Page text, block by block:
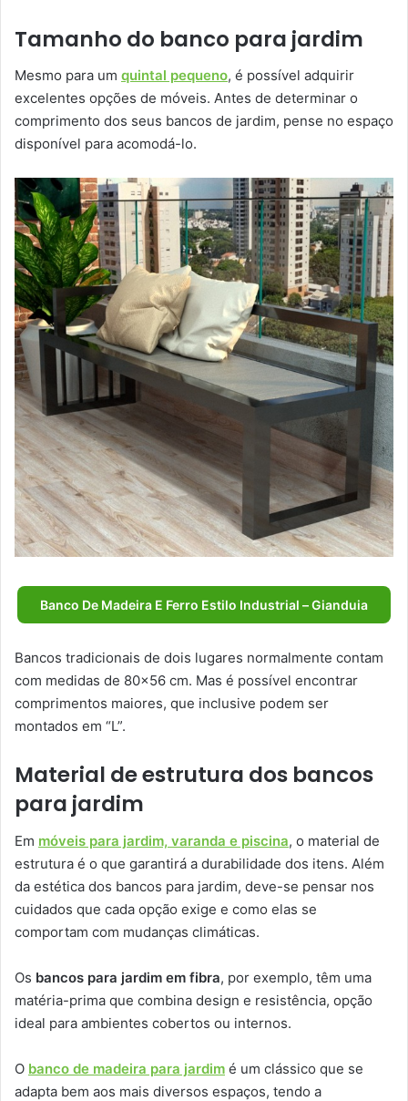
Tamanho do banco para jardim
Mesmo para um quintal pequeno, é possível adquirir
excelentes opções de móveis. Antes de determinar o
comprimento dos seus bancos de jardim, pense no espaço
disponível para acomodá-lo.
Banco De Madeira E Ferro Estilo Industrial – Gianduia
Bancos tradicionais de dois lugares normalmente contam
com medidas de 80×56 cm. Mas é possível encontrar
comprimentos maiores, que inclusive podem ser
montados em “L”.
Material de estrutura dos bancos
para jardim
Em móveis para jardim, varanda e piscina, o material de
estrutura é o que garantirá a durabilidade dos itens. Além
da estética dos bancos para jardim, deve-se pensar nos
cuidados que cada opção exige e como elas se
comportam com mudanças climáticas.
Os bancos para jardim em fibra, por exemplo, têm uma
matéria-prima que combina design e resistência, opção
ideal para ambientes cobertos ou internos.
O banco de madeira para jardim é um clássico que se
adapta bem aos mais diversos espaços, tendo a